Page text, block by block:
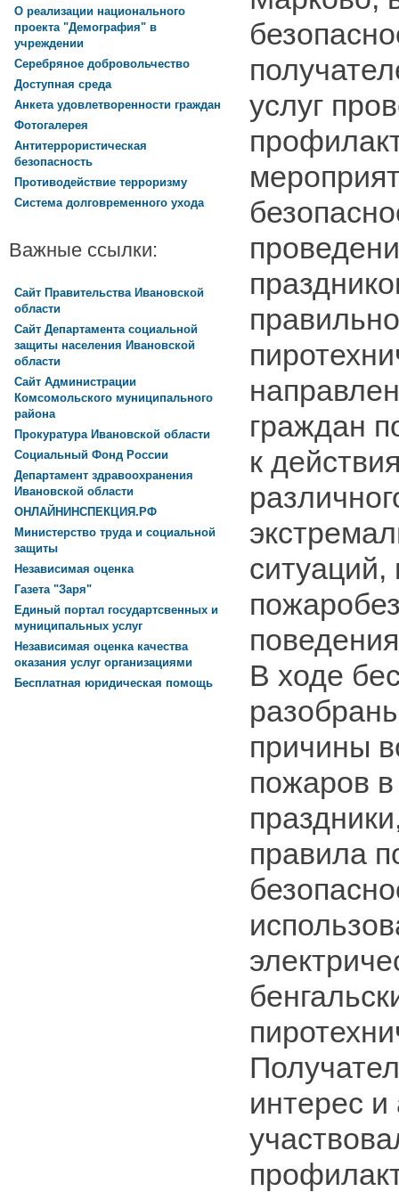
услуг
граждан
к
ситуаций,
В ходе
причины
пожаров
правила
интерес и
О реализации национального
проекта "Демография" в
учреждении
Серебряное добровольчество
Доступная среда
Анкета удовлетворенности граждан
Фотогалерея
Антитеррористическая
безопасность
Противодействие терроризму
Система долговременного ухода
Важные ссылки:
Сайт Правительства Ивановской
области
Сайт Департамента социальной
защиты населения Ивановской
области
Сайт Администрации
Комсомольского муниципального
района
Прокуратура Ивановской области
Социальный Фонд России
Департамент здравоохранения
Ивановской области
ОНЛАЙНИНСПЕКЦИЯ.РФ
Министерство труда и социальной
защиты
Независимая оценка
Газета "Заря"
Единый портал государтсвенных и
муниципальных услуг
Независимая оценка качества
оказания услуг организациями
Бесплатная юридическая помощь